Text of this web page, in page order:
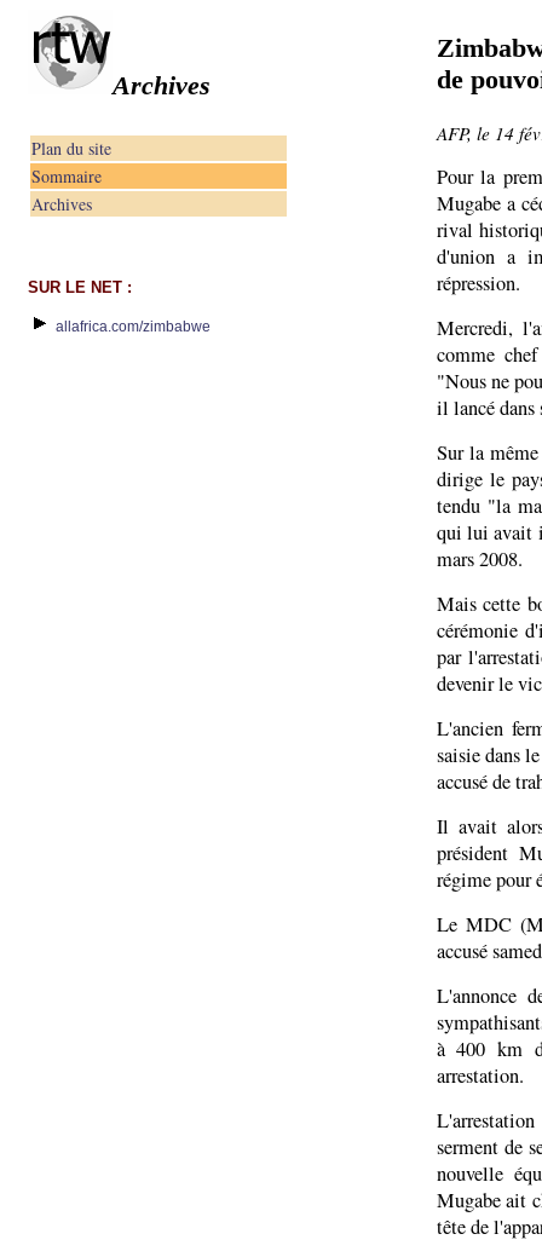
Archives
Plan du site
Sommaire
Archives
SUR LE NET :
allafrica.com/zimbabwe
de
AFP, le 14
Pour la
Mugabe a
rival
d'union a
répression.
Mercredi,
comme
"Nous ne
il lancé dans
Sur la
dirige le
tendu "la
qui lui avait
mars 2008.
Mais cette
cérémonie
par
devenir le
L'ancien
saisie dans
accusé de
Il avait
président
régime pour
Le MDC
accusé
L'annonce
à 400 km
arrestation.
serment de
nouvelle
Mugabe ait
tête de